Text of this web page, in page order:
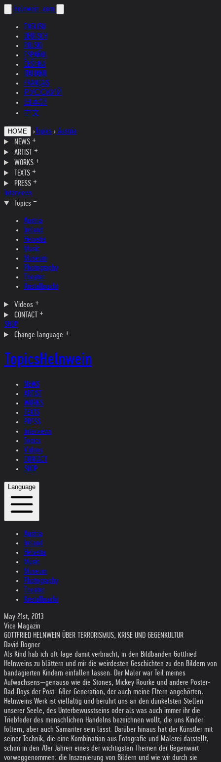
helnwein .com
ENGLISH
DEUTSCH
POLSKI
ESPAÑOL
ČEŠTINA
ITALIANO
FRANÇAIS
РУССКИЙ
日本語
中文
HOME › Topics › Austria
NEWS
ARTIST
WORKS
TEXTS
PRESS
Interviews
Topics
Austria
Ireland
Helvetia
Music
Museum
Photography
Theater
Kristallnacht
Videos
CONTACT
SHOP
Change language
TopicsHelnwein
NEWS
ARTIST
WORKS
TEXTS
PRESS
Interviews
Topics
Videos
CONTACT
SHOP
Language
Austria
Ireland
Helvetia
Music
Museum
Photography
Theater
Kristallnacht
May 21st, 2013
Vice Magazin
GOTTFRIED HELNWEIN ÜBER TERRORISMUS, KRISE UND GEGENKULTUR
David Bogner
Als Kind hab ich oft Tage damit verbracht, in den Bildbänden Gottfried
Helnweins zu blättern und mir die weirdesten Geschichten zu den Bildern von
bandagierten Kindern einfallen lassen. Der Maler war Teil meines
Aufwachsens—genauso wie die Stones, Mickey Rourke und andere Poster-
Bad-Boys der Post- 68er-Generation, der auch meine Eltern angehörten.
Helnweins Werk ist vielfältig und berührt uns an den dunkelsten Stellen
unserer Seele, des Unterbewusstseins oder als was auch immer ihr die
Triebfeder des menschlichen Handelns bezeichnen wollt, die uns Kinder
foltern, aber auch Samariter sein lässt. Darüber hinaus hat der Künstler mit
seiner Technik, die eine Kombination aus Fotografie und Malerei darstellt,
schon in den 70er Jahren eines der wichtigsten Themen der Gegenwart
vorweggenommen: die Inszenierung von Bildern und wie wir durch sie